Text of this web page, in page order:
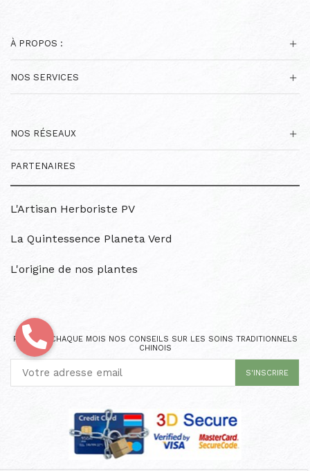
À PROPOS :
NOS SERVICES
NOS RÉSEAUX
PARTENAIRES
L'Artisan Herboriste PV
La Quintessence Planeta Verd
L'origine de nos plantes
RECEVEZ CHAQUE MOIS NOS CONSEILS SUR LES SOINS TRADITIONNELS
CHINOIS